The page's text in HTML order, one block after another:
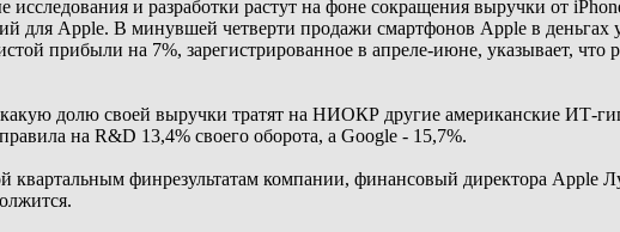
исследования и разработки растут на фоне сокращения выручки от
для Apple. В минувшей четверти продажи смартфонов Apple в
прибыли на 7%, зарегистрированное в апреле-июне, указывает, что
какую долю своей выручки тратят на НИОКР другие американские ИТ-
на R&D 13,4% своего оборота, а Google - 15,7%.
квартальным финрезультатам компании, финансовый директора Apple